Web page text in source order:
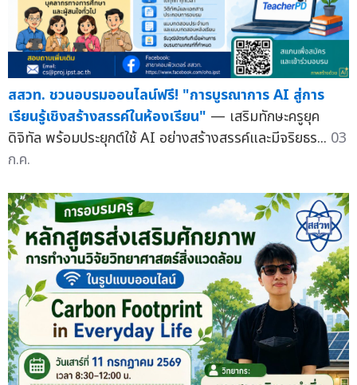
สสวท. ชวนอบรมออนไลน์ฟรี! "การบูรณาการ AI สู่การ
เรียนรู้เชิงสร้างสรรค์ในห้องเรียน" — เสริมทักษะครูยุค
ดิจิทัล พร้อมประยุกต์ใช้ AI อย่างสร้างสรรค์และมีจริยธร... 03
ก.ค.